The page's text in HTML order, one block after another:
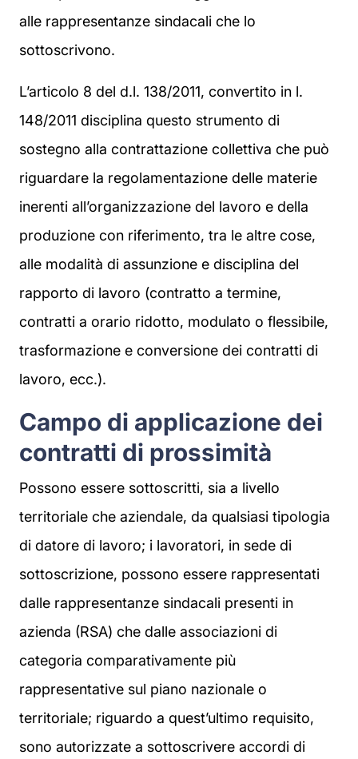
alle rappresentanze sindacali che lo
sottoscrivono.
L’articolo 8 del d.l. 138/2011, convertito in l.
148/2011 disciplina questo strumento di
sostegno alla contrattazione collettiva che può
riguardare la regolamentazione delle materie
inerenti all’organizzazione del lavoro e della
produzione con riferimento, tra le altre cose,
alle modalità di assunzione e disciplina del
rapporto di lavoro (contratto a termine,
contratti a orario ridotto, modulato o flessibile,
trasformazione e conversione dei contratti di
lavoro, ecc.).
Campo di applicazione dei
contratti di prossimità
Possono essere sottoscritti, sia a livello
territoriale che aziendale, da qualsiasi tipologia
di datore di lavoro; i lavoratori, in sede di
sottoscrizione, possono essere rappresentati
dalle rappresentanze sindacali presenti in
azienda (RSA) che dalle associazioni di
categoria comparativamente più
rappresentative sul piano nazionale o
territoriale; riguardo a quest’ultimo requisito,
sono autorizzate a sottoscrivere accordi di